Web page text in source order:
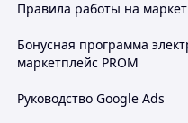
Правила работы на
Бонусная программа
маркетплейс PROM
Руководство Google Ads